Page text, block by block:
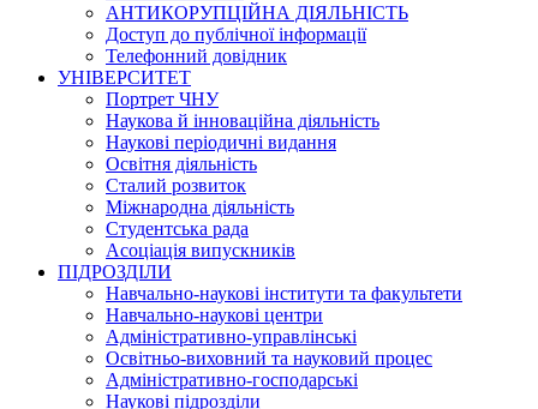
АНТИКОРУПЦІЙНА ДІЯЛЬНІСТЬ
Доступ до публічної інформації
Телефонний довідник
УНІВЕРСИТЕТ
Портрет ЧНУ
Наукова й інноваційна діяльність
Наукові періодичні видання
Освітня діяльність
Сталий розвиток
Міжнародна діяльність
Студентська рада
Асоціація випускників
ПІДРОЗДІЛИ
Навчально-наукові інститути та факультети
Навчально-наукові центри
Адміністративно-управлінські
Освітньо-виховний та науковий процес
Адміністративно-господарські
Наукові підрозділи